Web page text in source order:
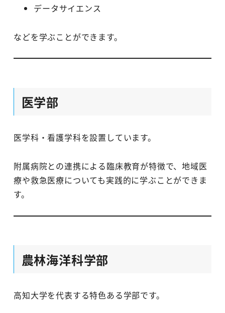
データサイエンス
などを学ぶことができます。
医学部
医学科・看護学科を設置しています。
附属病院との連携による臨床教育が特徴で、地域医
療や救急医療についても実践的に学ぶことができま
す。
農林海洋科学部
高知大学を代表する特色ある学部です。